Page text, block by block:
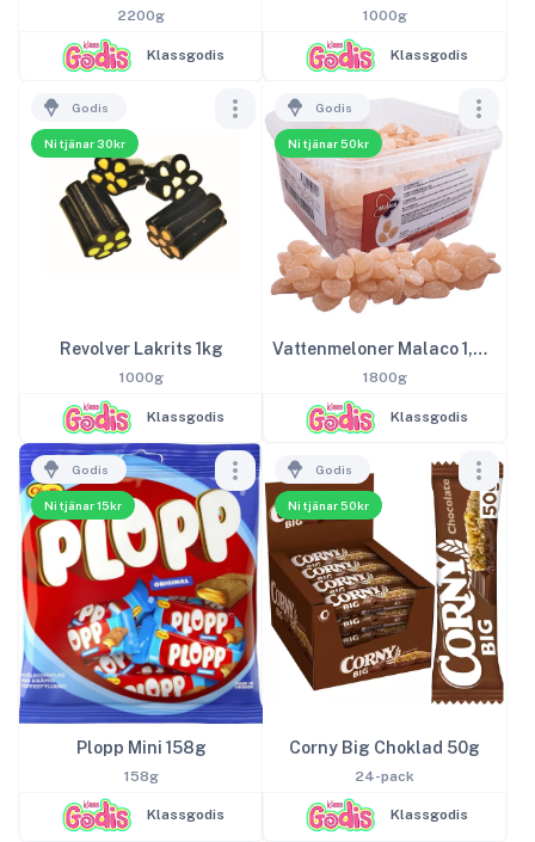
2200g
Klassgodis
1000g
Klassgodis
Ni tjänar 30kr
Godis
Revolver Lakrits 1kg
1000g
Klassgodis
Ni tjänar 50kr
Godis
Vattenmeloner Malaco 1,8kg
1800g
Klassgodis
Ni tjänar 15kr
Godis
Plopp Mini 158g
158g
Klassgodis
Ni tjänar 50kr
Godis
Corny Big Choklad 50g
24-pack
Klassgodis